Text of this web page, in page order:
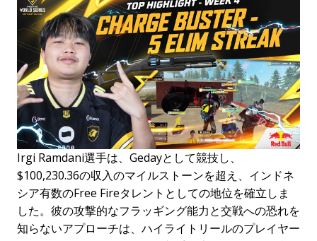
Irgi Ramdani選手は、Gedayとして競技し、
$100,230.36の収入のマイルストーンを超え、インドネ
シア有数のFree Fireタレントとしての地位を確立しま
した。彼の攻撃的なフラッギング能力と交戦への恐れを
知らないアプローチは、ハイライトリールのプレイヤー